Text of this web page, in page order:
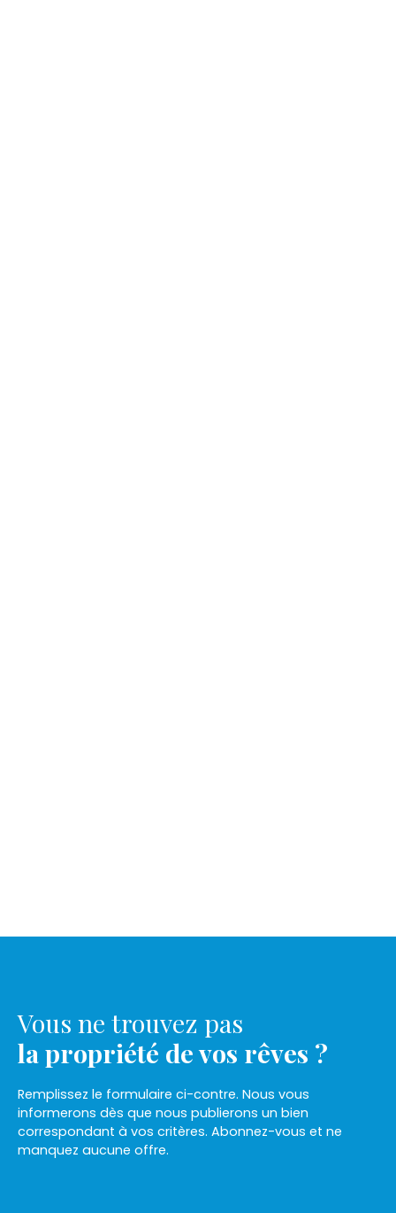
Vous ne trouvez pas
la propriété de vos rêves ?
Remplissez le formulaire ci-contre. Nous vous
informerons dès que nous publierons un bien
correspondant à vos critères. Abonnez-vous et ne
manquez aucune offre.